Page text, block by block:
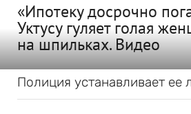
«Ипотеку досрочно
Уктусу гуляет голая
на шпильках. Видео
Полиция устанавливает ее